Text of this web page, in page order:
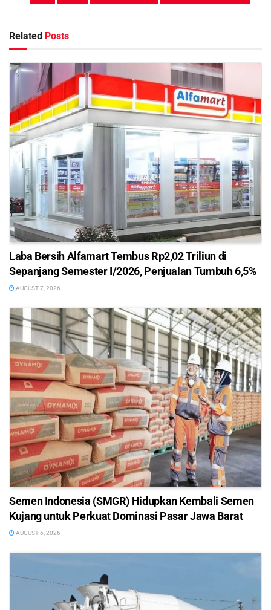
Related Posts
Laba Bersih Alfamart Tembus Rp2,02 Triliun di
Sepanjang Semester I/2026, Penjualan Tumbuh 6,5%
AUGUST 7, 2026
Semen Indonesia (SMGR) Hidupkan Kembali Semen
Kujang untuk Perkuat Dominasi Pasar Jawa Barat
AUGUST 6, 2026